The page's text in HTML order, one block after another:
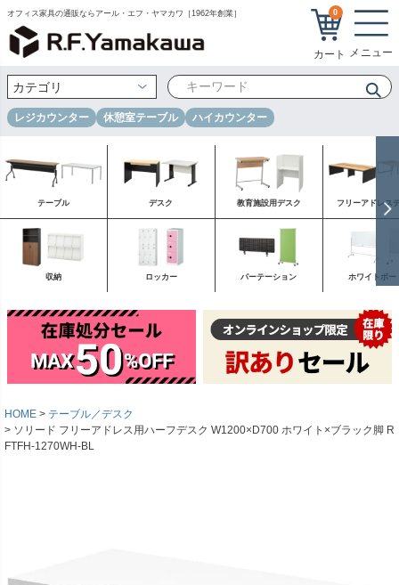
オフィス家具の通販ならアール・エフ・ヤマカワ［1962年創業］ 0
レジカウンター 休憩室テーブル ハイカウンター
テーブル デスク 教育施設用デスク フリーアドレス
収納 ロッカー パーテーション ホワイトボー
HOME
テーブル／デスク
ソリード フリーアドレス用ハーフデスク W1200×D700 ホワイト×ブラック脚 R
FTFH-1270WH-BL